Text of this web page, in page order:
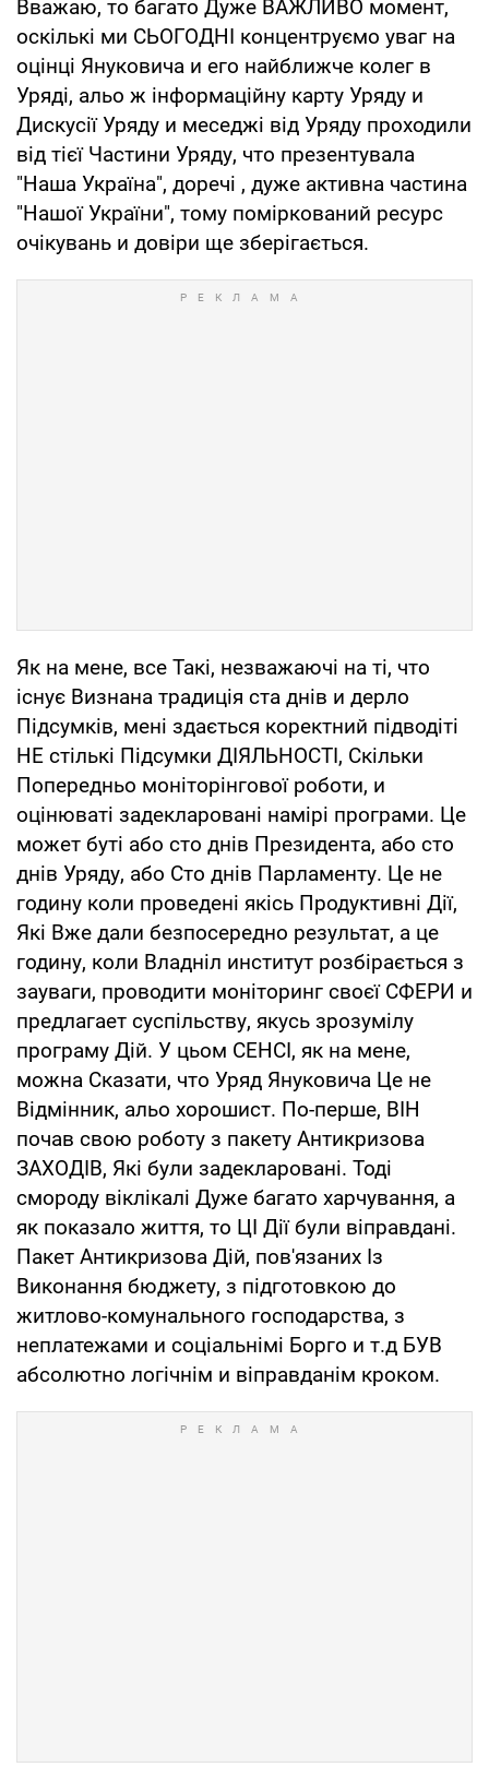
Вважаю, то багато Дуже ВАЖЛИВО момент,
оскількі ми СЬОГОДНІ концентруємо уваг на
оцінці Януковича и его найближче колег в
Уряді, альо ж інформаційну карту Уряду и
Дискусії Уряду и меседжі від Уряду проходили
від тієї Частини Уряду, что презентувала
"Наша Україна", доречі , дуже активна частина
"Нашої України", тому поміркований ресурс
очікувань и довіри ще зберігається.
Як на мене, все Такі, незважаючі на ті, что
існує Визнана традиція ста днів и дерло
Підсумків, мені здається коректний підводіті
НЕ стількі Підсумки ДІЯЛЬНОСТІ, Скільки
Попередньо моніторінгової роботи, и
оцінюваті задекларовані намірі програми. Це
может буті або сто днів Президента, або сто
днів Уряду, або Сто днів Парламенту. Це не
годину коли проведені якісь Продуктивні Дії,
Які Вже дали безпосередно результат, а це
годину, коли Владніл институт розбірається з
зауваги, проводити моніторинг своєї СФЕРИ и
предлагает суспільству, якусь зрозумілу
програму Дій. У цьом СЕНСІ, як на мене,
можна Сказати, что Уряд Януковича Це не
Відмінник, альо хорошист. По-перше, ВІН
почав свою роботу з пакету Антикризова
ЗАХОДІВ, Які були задекларовані. Тоді
смороду віклікалі Дуже багато харчування, а
як показало життя, то ЦІ Дії були віправдані.
Пакет Антикризова Дій, пов'язаних Із
Виконання бюджету, з підготовкою до
житлово-комунального господарства, з
неплатежами и соціальнімі Борго и т.д БУВ
абсолютно логічнім и віправданім кроком.